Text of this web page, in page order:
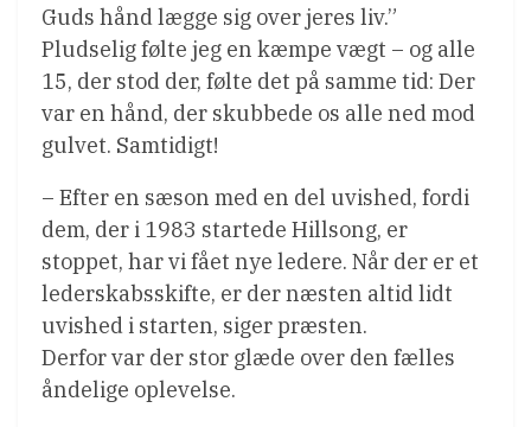
Guds hånd lægge sig over jeres liv.”
Pludselig følte jeg en kæmpe vægt – og alle
15, der stod der, følte det på samme tid: Der
var en hånd, der skubbede os alle ned mod
gulvet. Samtidigt!
– Efter en sæson med en del uvished, fordi
dem, der i 1983 startede Hillsong, er
stoppet, har vi fået nye ledere. Når der er et
lederskabsskifte, er der næsten altid lidt
uvished i starten, siger præsten.
Derfor var der stor glæde over den fælles
åndelige oplevelse.